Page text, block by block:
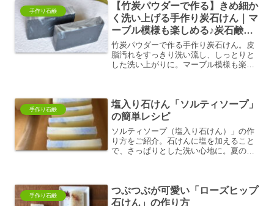
手作り石鹸
【竹炭パウダーで作る】きめ細か
く洗い上げる手作り炭石けん｜マ
ーブル模様も楽しめる♪炭石鹸の
作り方
竹炭パウダーで作る手作り炭石けん。皮
脂汚れをすっきり洗い流し、しっとりと
した洗い上がりに。マーブル模様も楽し
手作り石鹸
塩入り石けん「ソルティソープ」
の簡単レシピ
ソルティソープ（塩入り石けん）」の作
り方をご紹介。石けんに塩を加えること
で、さっぱりとした洗い心地に。夏の石
手作り石鹸
つぶつぶが可愛い「ローズヒップ
石けん」の作り方